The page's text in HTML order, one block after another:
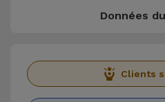
Données
Clients